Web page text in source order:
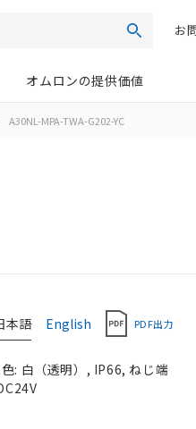
検索お
オムロンの提供価値
A30NL-MPA-TWA-G202-YC
本語 English PDF出力
: 白（透明）, IP66, ねじ端